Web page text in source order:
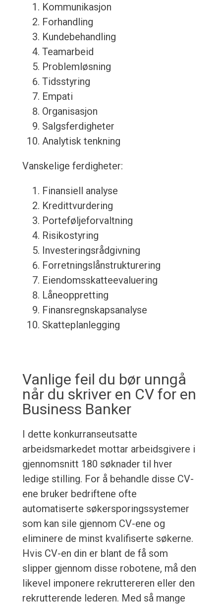
Kommunikasjon
Forhandling
Kundebehandling
Teamarbeid
Problemløsning
Tidsstyring
Empati
Organisasjon
Salgsferdigheter
Analytisk tenkning
Vanskelige ferdigheter:
Finansiell analyse
Kredittvurdering
Porteføljeforvaltning
Risikostyring
Investeringsrådgivning
Forretningslånstrukturering
Eiendomsskatteevaluering
Låneoppretting
Finansregnskapsanalyse
Skatteplanlegging
Vanlige feil du bør unngå
når du skriver en CV for en
Business Banker
I dette konkurranseutsatte
arbeidsmarkedet mottar arbeidsgivere i
gjennomsnitt 180 søknader til hver
ledige stilling. For å behandle disse CV-
ene bruker bedriftene ofte
automatiserte søkersporingssystemer
som kan sile gjennom CV-ene og
eliminere de minst kvalifiserte søkerne.
Hvis CV-en din er blant de få som
slipper gjennom disse robotene, må den
likevel imponere rekruttereren eller den
rekrutterende lederen. Med så mange